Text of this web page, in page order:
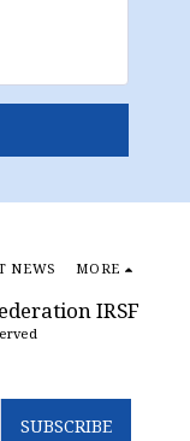
IRSF
NEWS MORE
SUBSCRIBE